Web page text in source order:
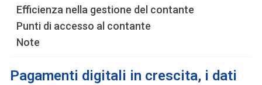
Efficienza nella gestione del contante
Punti di accesso al contante
Note
Pagamenti digitali in crescita, i dati